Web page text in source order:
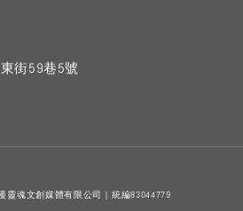
街59巷5號
靈魂文創媒體有限公司｜統編83044779